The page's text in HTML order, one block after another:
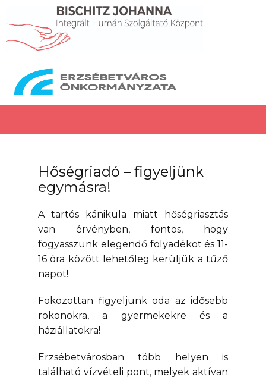
Hőségriadó – figyeljünk
egymásra!
A tartós kánikula miatt hőségriasztás
van érvényben, fontos, hogy
fogyasszunk elegendő folyadékot és 11-
16 óra között lehetőleg kerüljük a tűző
napot!
Fokozottan figyeljünk oda az idősebb
rokonokra, a gyermekekre és a
háziállatokra!
Erzsébetvárosban több helyen is
található vízvételi pont, melyek aktívan